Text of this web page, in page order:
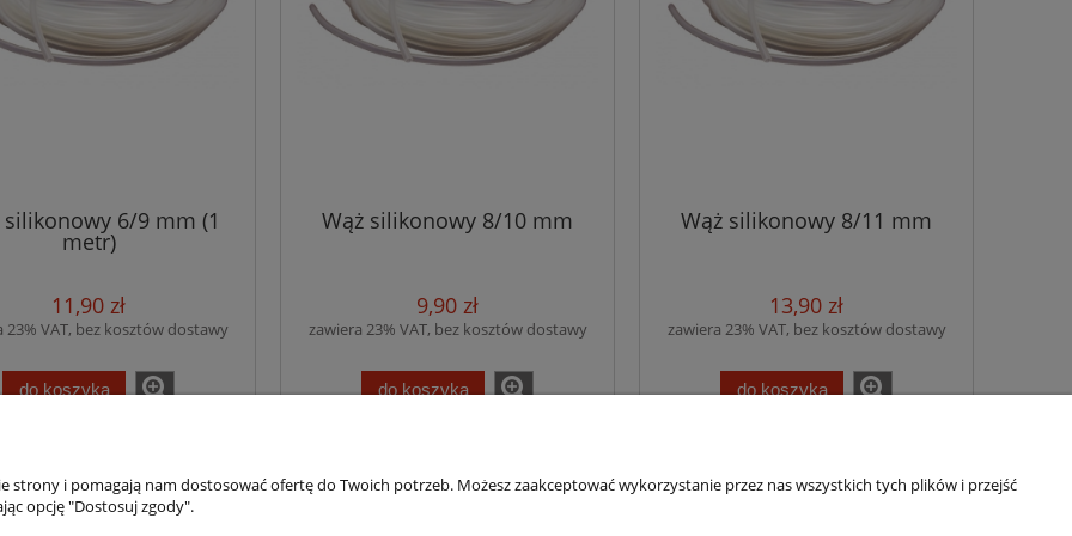
silikonowy 6/9 mm (1
metr)
11,90 zł
23% VAT, bez kosztów dostawy
do koszyka
Wąż silikonowy 8/10 mm
9,90 zł
zawiera 23% VAT, bez kosztów dostawy
do koszyka
Wąż silikonowy 8/11 mm
13,90 zł
zawiera 23% VAT, bez kosztów dostawy
do koszyka
Płatności i dostawa
strony i pomagają nam dostosować ofertę do Twoich potrzeb. Możesz zaakceptować wykorzystanie przez nas wszystkich tych plików i przejść
opcję "Dostosuj zgody".